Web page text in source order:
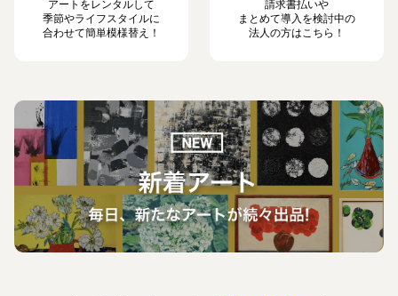
アートをレンタルして
季節やライフスタイルに
合わせて簡単模様替え！
請求書払いや
まとめて導入を検討中の
法人の方はこちら！